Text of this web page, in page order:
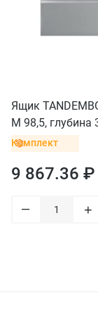
Ящик
M 98,5, глубина
серый
Комплект
9 867.36 ₽
– +